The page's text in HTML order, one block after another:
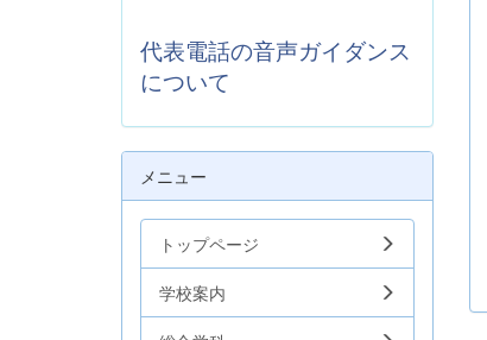
代表電話の音声ガイダンス
について
メニュー
トップページ
学校案内